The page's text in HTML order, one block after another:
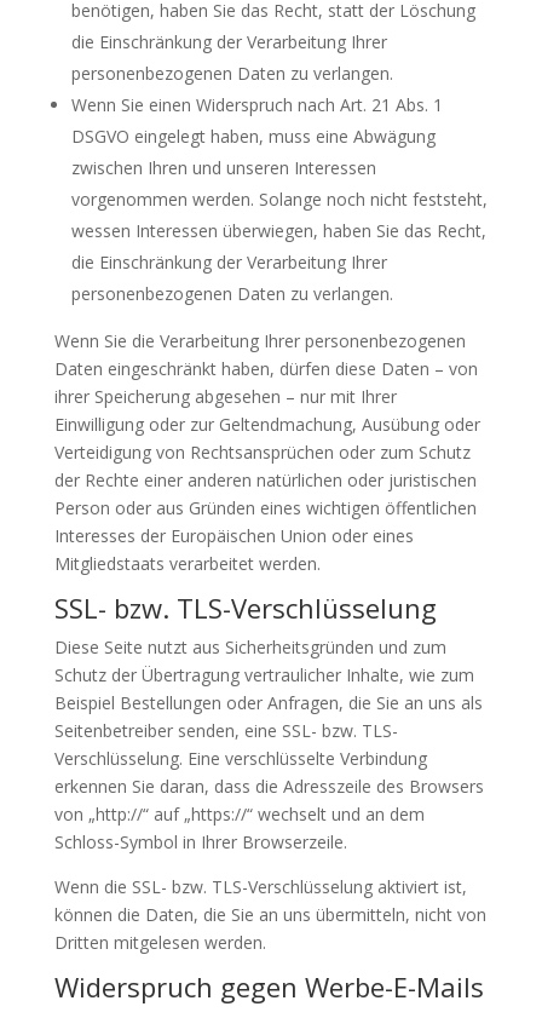
benötigen, haben Sie das Recht, statt der Löschung
die Einschränkung der Verarbeitung Ihrer
personenbezogenen Daten zu verlangen.
Wenn Sie einen Widerspruch nach Art. 21 Abs. 1
DSGVO eingelegt haben, muss eine Abwägung
zwischen Ihren und unseren Interessen
vorgenommen werden. Solange noch nicht feststeht,
wessen Interessen überwiegen, haben Sie das Recht,
die Einschränkung der Verarbeitung Ihrer
personenbezogenen Daten zu verlangen.
Wenn Sie die Verarbeitung Ihrer personenbezogenen
Daten eingeschränkt haben, dürfen diese Daten – von
ihrer Speicherung abgesehen – nur mit Ihrer
Einwilligung oder zur Geltendmachung, Ausübung oder
Verteidigung von Rechtsansprüchen oder zum Schutz
der Rechte einer anderen natürlichen oder juristischen
Person oder aus Gründen eines wichtigen öffentlichen
Interesses der Europäischen Union oder eines
Mitgliedstaats verarbeitet werden.
SSL- bzw. TLS-Verschlüsselung
Diese Seite nutzt aus Sicherheitsgründen und zum
Schutz der Übertragung vertraulicher Inhalte, wie zum
Beispiel Bestellungen oder Anfragen, die Sie an uns als
Seitenbetreiber senden, eine SSL- bzw. TLS-
Verschlüsselung. Eine verschlüsselte Verbindung
erkennen Sie daran, dass die Adresszeile des Browsers
von „http://“ auf „https://“ wechselt und an dem
Schloss-Symbol in Ihrer Browserzeile.
Wenn die SSL- bzw. TLS-Verschlüsselung aktiviert ist,
können die Daten, die Sie an uns übermitteln, nicht von
Dritten mitgelesen werden.
Widerspruch gegen Werbe-E-Mails